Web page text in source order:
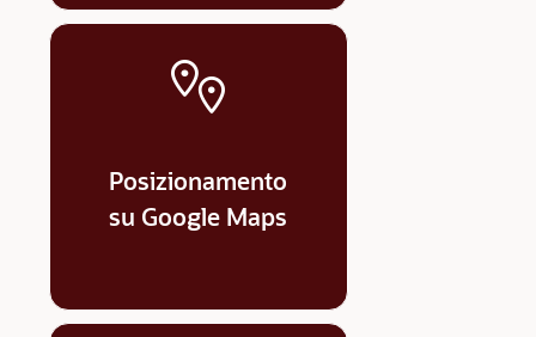
Posizionamento
su Google Maps